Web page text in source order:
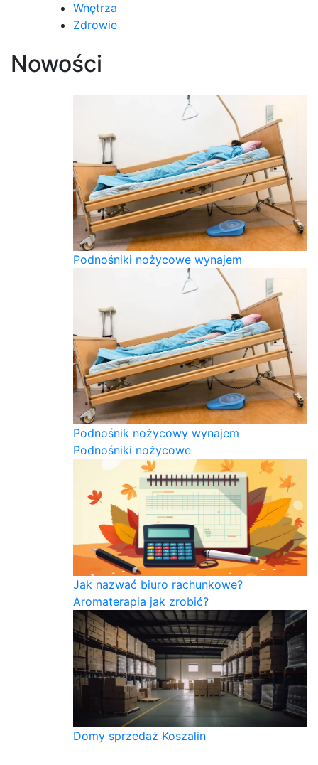
Wnętrza
Zdrowie
Nowości
Podnośniki nożycowe wynajem
Podnośnik nożycowy wynajem
Podnośniki nożycowe
Jak nazwać biuro rachunkowe?
Aromaterapia jak zrobić?
Domy sprzedaż Koszalin